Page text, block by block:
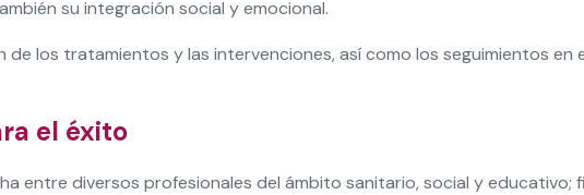
su integración social y emocional.
los tratamientos y las intervenciones, así como los seguimientos en
el éxito
entre diversos profesionales del ámbito sanitario, social y educativo;